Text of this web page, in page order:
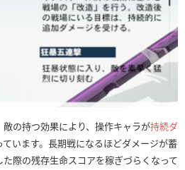
敵の持つ効果により、操作キャラが持続ダ
ています。長期戦になるほどダメージが蓄
際の残存生命スコアを稼ぎづらくなって